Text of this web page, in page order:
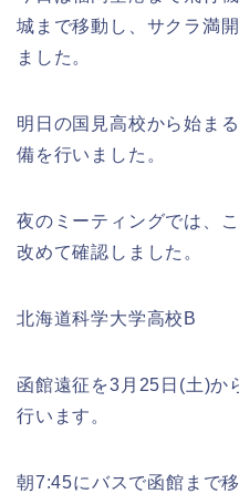
城まで移動し、サクラ満
ました。
明日の国見高校から始ま
備を行いました。
夜のミーティングでは、
改めて確認しました。
北海道科学大学高校B
函館遠征を3月25日(土)か
行います。
朝7:45にバスで函館まで